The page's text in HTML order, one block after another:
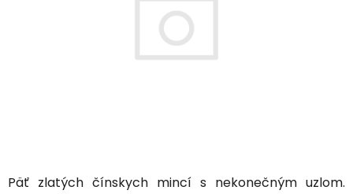
Päť zlatých čínskych mincí s nekonečným uzlom.